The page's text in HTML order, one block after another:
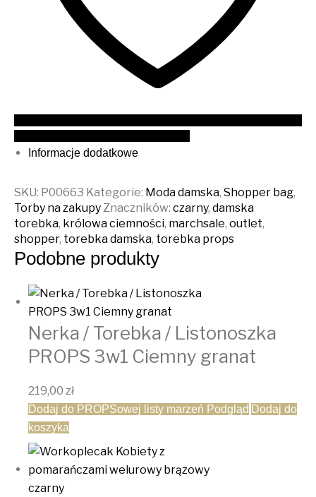
Informacje dodatkowe
SKU: P00663 Kategorie: Moda damska,Shopper bag,
Torby na zakupy Znaczników:czarny,damska
torebka, królowa ciemności, marchsale,outlet,
shopper, torebka damska, torebka props
Podobne produkty
Nerka / Torebka / Listonoszka
PROPS 3w1 Ciemny granat
219,00 zł
Dodaj do PROPSowej listy marzeń Podgląd Dodaj do
koszyka